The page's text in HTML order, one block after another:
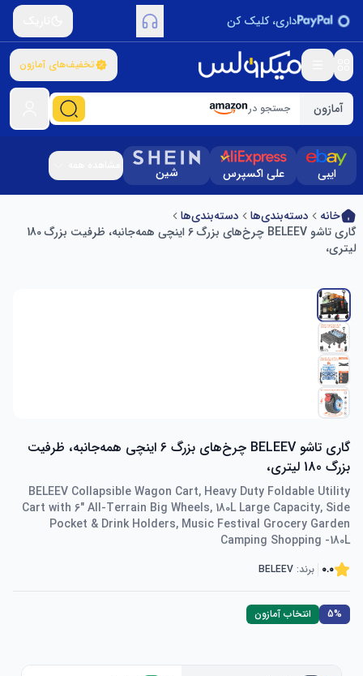
داری، کلیک کن
تخفیف‌های آمازون
آمازون جستجو در
ایبی علی اکسپرس شین
خانه دسته‌بندی‌ها
دسته‌بندی‌ها
گاری تاشو BELEEV چرخ‌های بزرگ 6 اینچی همه‌جانبه، ظرفیت بزرگ 180
لیتری،
گاری تاشو BELEEV چرخ‌های بزرگ 6 اینچی همه‌جانبه، ظرفیت
بزرگ 180 لیتری،
BELEEV Collapsible Wagon Cart, Heavy Duty Foldable Utility
Cart with 6" All-Terrain Big Wheels, 180L Large Capacity, Side
Pocket & Drink Holders, Music Festival Grocery Garden
Camping Shopping -180L
0.0 برند: BELEEV
5% انتخاب آمازون